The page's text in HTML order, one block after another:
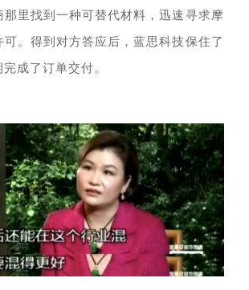
那里找到一种可替代材料，迅速寻求摩
。得到对方答应后，蓝思科技保住了
成了订单交付。